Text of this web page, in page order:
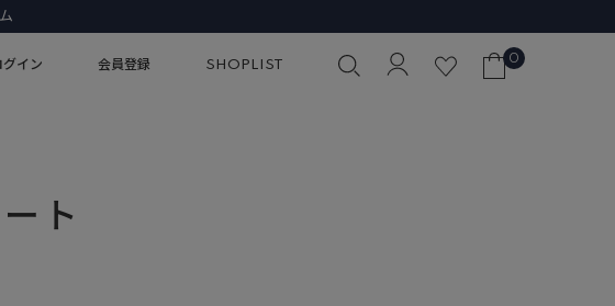
、名品デニム
グイン 会員登録 SHOPLIST 0
ト